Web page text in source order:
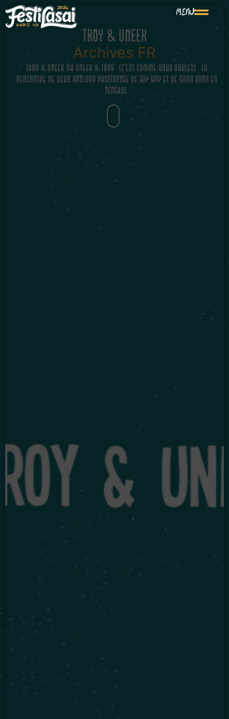
MENU
TROY & UNEEK
Archives FR
Troy & Uneek ou Uneek & Troy (c’est comme vous voulez). La
rencontre de deux Angloys passionnée de hip-hop et de gros sons en
général.